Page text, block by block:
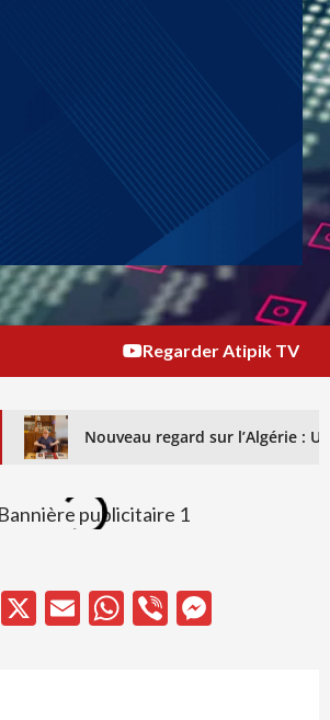
Regarder Atipik TV
Nouveau regard sur l’Algérie :
Facebook
X EmailWhatsApp
Viber